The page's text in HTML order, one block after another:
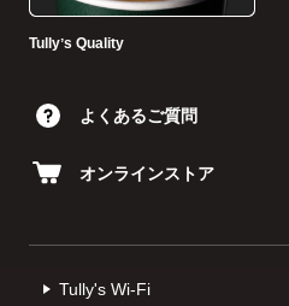
Tullyʼs Quality
よくあるご質問
オンラインストア
Tully's Wi-Fi